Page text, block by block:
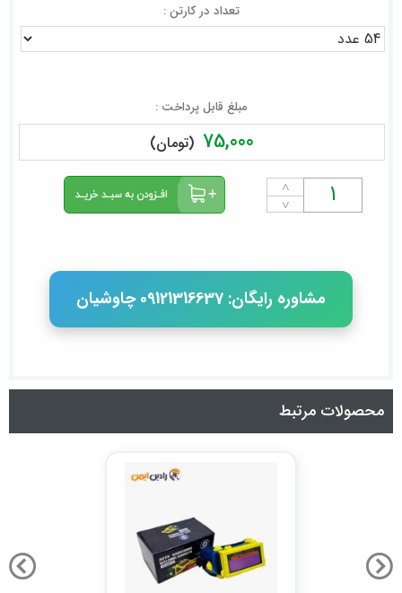
تعداد در کارتن :
مبلغ قابل پرداخت :
75,000(تومان)
˄
˅
مشاوره رایگان: 09121316637 چاوشیان
محصولات مرتبط